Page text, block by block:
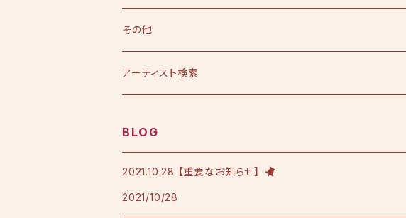
CD
シングル
限定版
DVD
アルバム
フレンチテリースタジャン
カラオケノート
その他
その他
アーティスト検索
加宮佑唏
BLOG
2021.10.28 【重要なお知らせ】
2021/10/28